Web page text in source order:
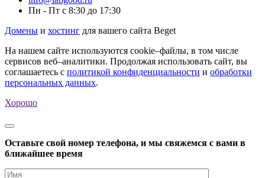
Пн - Пт с 8:30 до 17:30
Домены и хостинг для вашего сайта Beget
На нашем сайте используются cookie–файлы, в том числе
сервисов веб–аналитики. Продолжая использовать сайт, вы
соглашаетесь с политикой конфиденциальности и обработки
персональных данных.
Хорошо
Оставьте свой номер телефона, и мы свяжемся с вами в
ближайшее время